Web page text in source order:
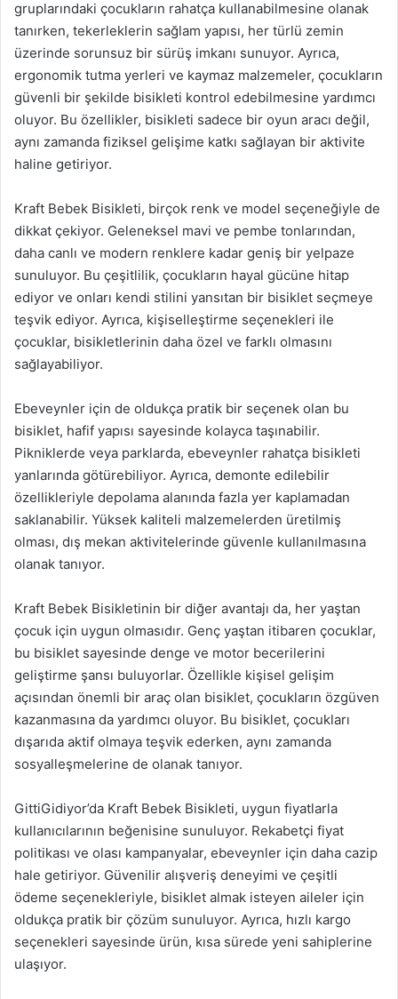
gruplarındaki çocukların rahatça kullanabilmesine olanak
tanırken, tekerleklerin sağlam yapısı, her türlü zemin
üzerinde sorunsuz bir sürüş imkanı sunuyor. Ayrıca,
ergonomik tutma yerleri ve kaymaz malzemeler, çocukların
güvenli bir şekilde bisikleti kontrol edebilmesine yardımcı
oluyor. Bu özellikler, bisikleti sadece bir oyun aracı değil,
aynı zamanda fiziksel gelişime katkı sağlayan bir aktivite
haline getiriyor.
Kraft Bebek Bisikleti, birçok renk ve model seçeneğiyle de
dikkat çekiyor. Geleneksel mavi ve pembe tonlarından,
daha canlı ve modern renklere kadar geniş bir yelpaze
sunuluyor. Bu çeşitlilik, çocukların hayal gücüne hitap
ediyor ve onları kendi stilini yansıtan bir bisiklet seçmeye
teşvik ediyor. Ayrıca, kişiselleştirme seçenekleri ile
çocuklar, bisikletlerinin daha özel ve farklı olmasını
sağlayabiliyor.
Ebeveynler için de oldukça pratik bir seçenek olan bu
bisiklet, hafif yapısı sayesinde kolayca taşınabilir.
Pikniklerde veya parklarda, ebeveynler rahatça bisikleti
yanlarında götürebiliyor. Ayrıca, demonte edilebilir
özellikleriyle depolama alanında fazla yer kaplamadan
saklanabilir. Yüksek kaliteli malzemelerden üretilmiş
olması, dış mekan aktivitelerinde güvenle kullanılmasına
olanak tanıyor.
Kraft Bebek Bisikletinin bir diğer avantajı da, her yaştan
çocuk için uygun olmasıdır. Genç yaştan itibaren çocuklar,
bu bisiklet sayesinde denge ve motor becerilerini
geliştirme şansı buluyorlar. Özellikle kişisel gelişim
açısından önemli bir araç olan bisiklet, çocukların özgüven
kazanmasına da yardımcı oluyor. Bu bisiklet, çocukları
dışarıda aktif olmaya teşvik ederken, aynı zamanda
sosyalleşmelerine de olanak tanıyor.
GittiGidiyor’da Kraft Bebek Bisikleti, uygun fiyatlarla
kullanıcılarının beğenisine sunuluyor. Rekabetçi fiyat
politikası ve olası kampanyalar, ebeveynler için daha cazip
hale getiriyor. Güvenilir alışveriş deneyimi ve çeşitli
ödeme seçenekleriyle, bisiklet almak isteyen aileler için
oldukça pratik bir çözüm sunuluyor. Ayrıca, hızlı kargo
seçenekleri sayesinde ürün, kısa sürede yeni sahiplerine
ulaşıyor.